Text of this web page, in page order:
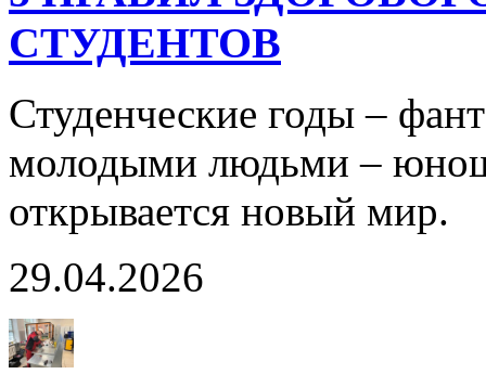
СТУДЕНТОВ
Студенческие годы –
молодыми людьми –
открывается новый мир.
29.04.2026